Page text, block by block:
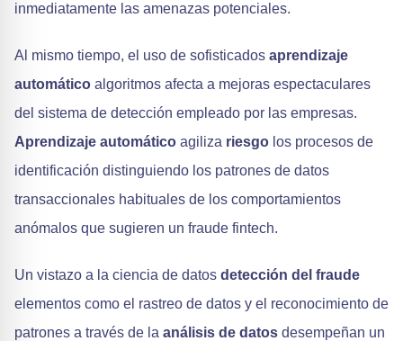
inmediatamente las amenazas potenciales.
Al mismo tiempo, el uso de sofisticados aprendizaje
automático algoritmos afecta a mejoras espectaculares
del sistema de detección empleado por las empresas.
Aprendizaje automático agiliza riesgo los procesos de
identificación distinguiendo los patrones de datos
transaccionales habituales de los comportamientos
anómalos que sugieren un fraude fintech.
Un vistazo a la ciencia de datos detección del fraude
elementos como el rastreo de datos y el reconocimiento de
patrones a través de la análisis de datos desempeñan un